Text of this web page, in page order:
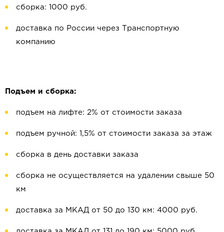
сборка: 1000 руб.
доставка по России через Транспортную
компанию
Подъем и сборка:
подъем на лифте: 2% от стоимости заказа
подъем ручной: 1,5% от стоимости заказа за этаж
сборка в день доставки заказа
сборка не осуществляется на удалении свыше 50
км
доставка за МКАД от 50 до 130 км: 4000 руб.